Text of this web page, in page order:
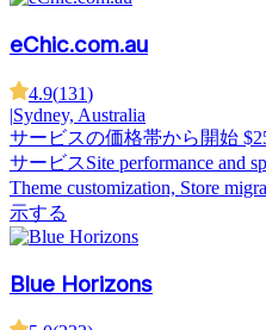
eChic.com.au
4.9(131)
|Sydney, Australia
サービスの価格帯から開始
サービスSite performance and
Theme customization, Store
示する
Blue Horizons